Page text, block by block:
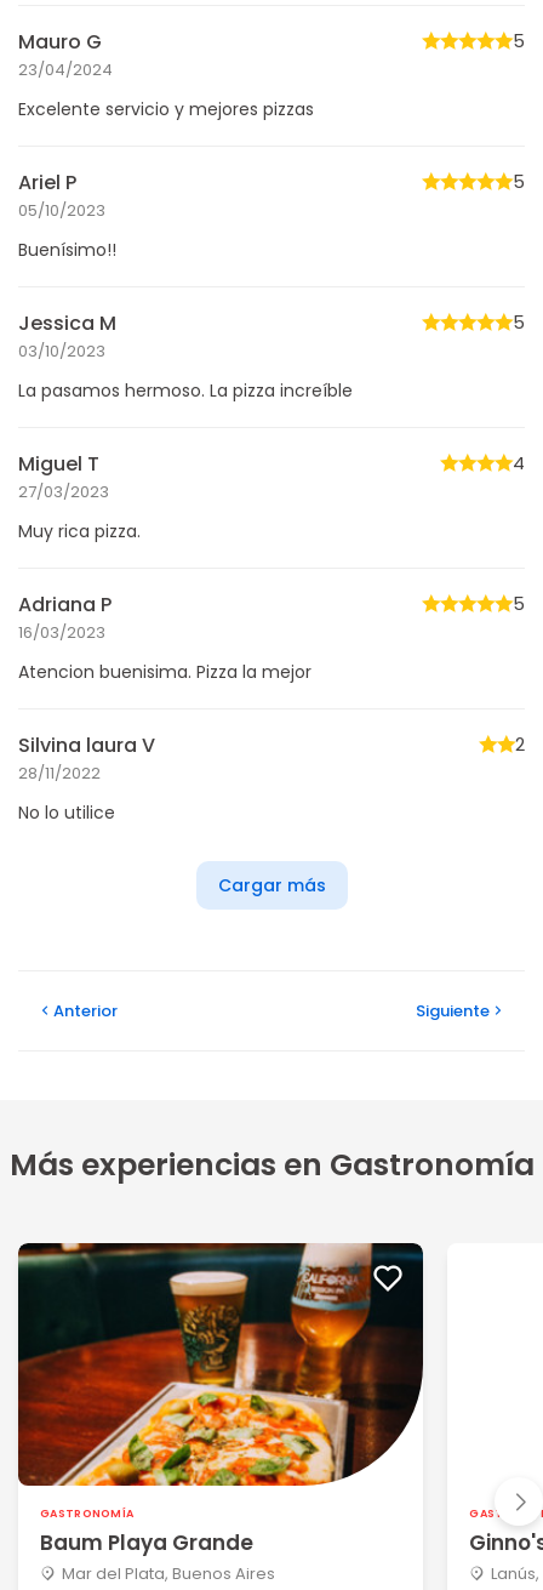
Mauro G
23/04/2024
5
Excelente servicio y mejores pizzas
Ariel P
05/10/2023
5
Buenísimo!!
Jessica M
03/10/2023
5
La pasamos hermoso. La pizza increíble
Miguel T
27/03/2023
4
Muy rica pizza.
Adriana P
16/03/2023
5
Atencion buenisima. Pizza la mejor
Silvina laura V
28/11/2022
2
No lo utilice
Cargar más
Anterior Siguiente
Más experiencias en Gastronomía
GASTRONOMÍA
Baum Playa Grande
Mar del Plata, Buenos Aires